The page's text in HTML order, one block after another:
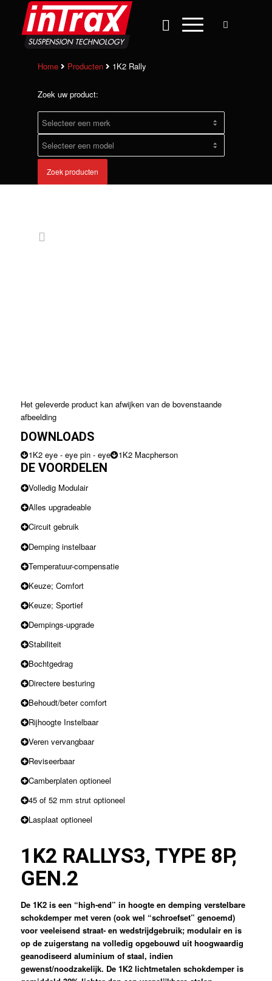
Home Producten 1K2 Rally
Zoek uw product:
Zoek producten
Het geleverde product kan afwijken van de bovenstaande
afbeelding
DOWNLOADS
1K2 eye - eye pin - eye 1K2 Macpherson
DE VOORDELEN
Volledig Modulair
Alles upgradeable
Circuit gebruik
Demping instelbaar
Temperatuur-compensatie
Keuze; Comfort
Keuze; Sportief
Dempings-upgrade
Stabiliteit
Bochtgedrag
Directere besturing
Behoudt/beter comfort
Rijhoogte Instelbaar
Veren vervangbaar
Reviseerbaar
Camberplaten optioneel
45 of 52 mm strut optioneel
Lasplaat optioneel
1K2 RALLYS3, TYPE 8P,
GEN.2
De 1K2 is een “high-end” in hoogte en demping verstelbare
schokdemper met veren (ook wel “schroefset” genoemd)
voor veeleisend straat- en wedstrijdgebruik; modulair en is
op de zuigerstang na volledig opgebouwd uit hoogwaardig
geanodiseerd aluminium of staal, indien
gewenst/noodzakelijk. De 1K2 lichtmetalen schokdemper is